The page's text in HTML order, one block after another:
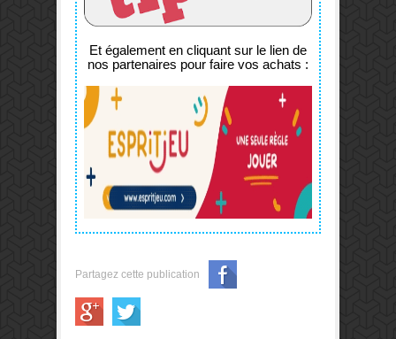
Et également en cliquant sur le lien de
nos partenaires pour faire vos achats :
Partagez cette publication